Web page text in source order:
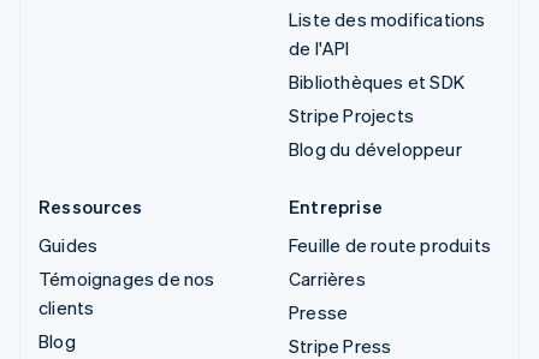
Liste des modifications
de l'API
Bibliothèques et SDK
Stripe Projects
Blog du développeur
Ressources
Guides
Témoignages de nos
clients
Blog
Entreprise
Feuille de route produits
Carrières
Presse
Stripe Press